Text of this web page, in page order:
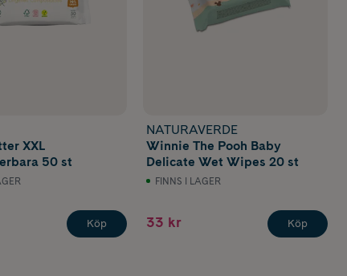
XXL
50 st
Köp
NATURAVERDE
Winnie The Pooh Baby
Delicate Wet Wipes 20 st
FINNS I LAGER
33 kr Köp